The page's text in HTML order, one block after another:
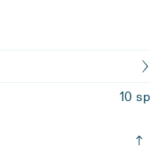
10 sp